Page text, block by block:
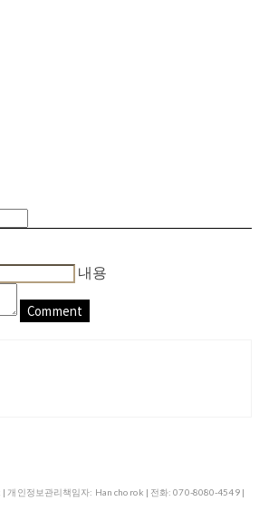
내용
Comment
개인정보관리책임자: Han cho rok | 전화: 070-8080-4549 |